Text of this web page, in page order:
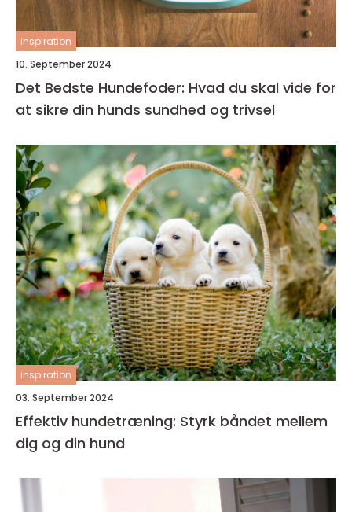
inspiration
10. September 2024
Det Bedste Hundefoder: Hvad du skal vide for
at sikre din hunds sundhed og trivsel
inspiration
03. September 2024
Effektiv hundetræning: Styrk båndet mellem
dig og din hund